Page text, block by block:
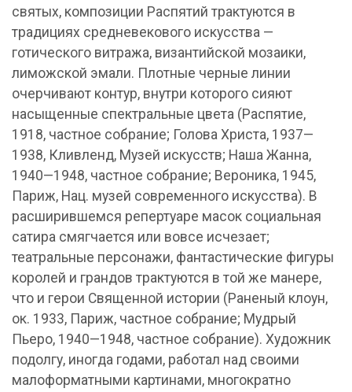
святых, композиции Распятий трактуются в
традициях средневекового искусства —
готического витража, византийской мозаики,
лиможской эмали. Плотные черные линии
очерчивают контур, внутри которого сияют
насыщенные спектральные цвета (Распятие,
1918, частное собрание; Голова Христа, 1937—
1938, Кливленд, Музей искусств; Наша Жанна,
1940—1948, частное собрание; Вероника, 1945,
Париж, Нац. музей современного искусства). В
расширившемся репертуаре масок социальная
сатира смягчается или вовсе исчезает;
театральные персонажи, фантастические фигуры
королей и грандов трактуются в той же манере,
что и герои Священной истории (Раненый клоун,
ок. 1933, Париж, частное собрание; Мудрый
Пьеро, 1940—1948, частное собрание). Художник
подолгу, иногда годами, работал над своими
малоформатными картинами, многократно